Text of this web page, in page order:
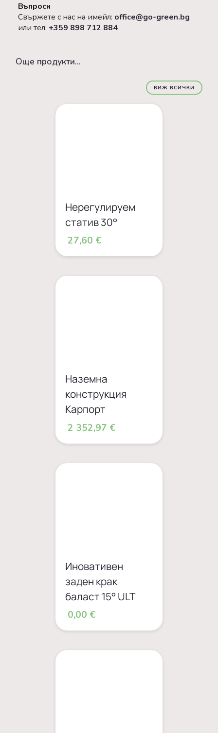
Въпроси
Свържете с нас на имейл: office@go-green.bg
или тел: +359 898 712 884
Oще продукти...
ВИЖ ВСИЧКИ
Нерегулируем
статив 30°
27,60 €
Наземна
конструкция
Карпорт
2 352,97 €
Иновативен
заден крак
баласт 15° ULT
0,00 €